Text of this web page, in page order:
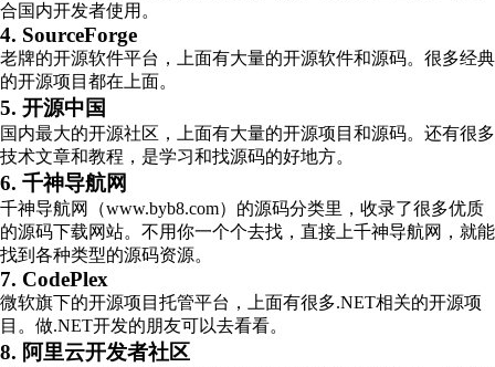
合国内开发者使用。
4. SourceForge
老牌的开源软件平台，上面有大量的开源软件和源码。很多经典
的开源项目都在上面。
5. 开源中国
国内最大的开源社区，上面有大量的开源项目和源码。还有很多
技术文章和教程，是学习和找源码的好地方。
6. 千神导航网
千神导航网（www.byb8.com）的源码分类里，收录了很多优质
的源码下载网站。不用你一个个去找，直接上千神导航网，就能
找到各种类型的源码资源。
7. CodePlex
微软旗下的开源项目托管平台，上面有很多.NET相关的开源项
目。做.NET开发的朋友可以去看看。
8. 阿里云开发者社区